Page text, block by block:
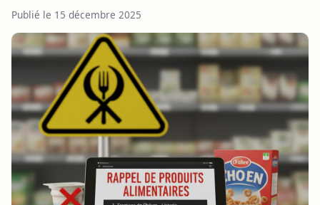
Publié le 15 décembre 2025